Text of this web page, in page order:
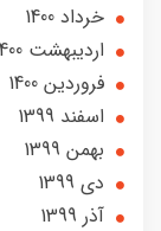
خرداد 1400
ارديبهشت 1400
فروردین 1400
اسفند 1399
بهمن 1399
دی 1399
آذر 1399